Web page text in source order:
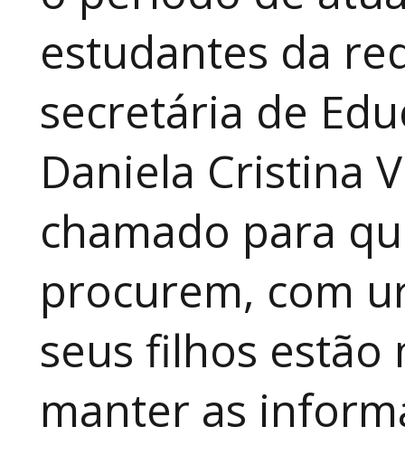
estudantes da
secretária de
Daniela Cristina
chamado para
procurem, com
seus filhos
manter as